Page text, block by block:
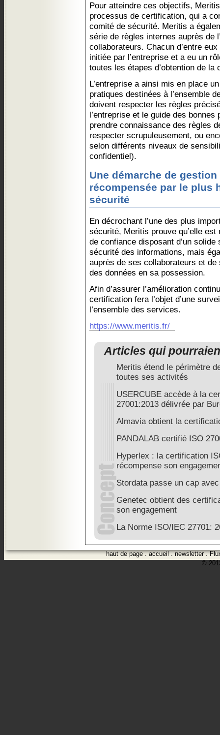
Pour atteindre ces objectifs,
processus de certification, qui a
comité de sécurité. Meritis a
série de règles internes auprès de
collaborateurs. Chacun d’entre
initiée par l’entreprise et a eu un
toutes les étapes d’obtention de la
L’entreprise a ainsi mis en place
pratiques destinées à l’ensemble
doivent respecter les règles
l’entreprise et le guide des bonnes
prendre connaissance des règles
respecter scrupuleusement, ou
selon différents niveaux de
confidentiel).
Une démarche de
récompensée par le plus
sécurité
En décrochant l’une des plus
sécurité, Meritis prouve qu’elle
de confiance disposant d’un
sécurité des informations, mais
auprès de ses collaborateurs et
des données en sa possession.
Afin d’assurer l’amélioration
certification fera l’objet d’une
l’ensemble des services.
https://www.meritis.fr/
Articles qui
Meritis étend le périmètre
toutes ses activités
USERCUBE accède à la
27001:2013 délivrée par
Almavia obtient la
PANDALAB certifié ISO
Hyperlex : la certification
récompense son
Stordata passe un cap
Genetec obtient des
son engagement
La Norme ISO/IEC 27701:
haut de page.accueil.newsletter.
©